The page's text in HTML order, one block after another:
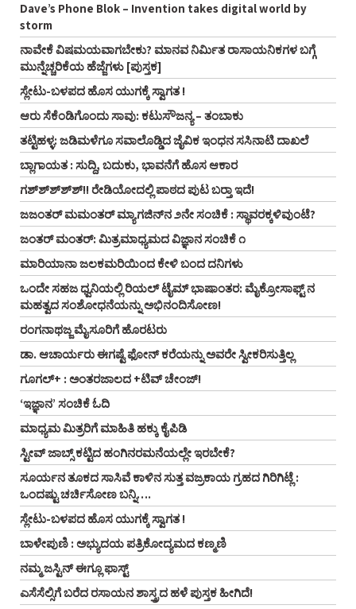
Dave’s Phone Blok – Invention takes digital world by
storm
ನಾವೇಕೆ ವಿಷಮಯವಾಗಬೇಕು? ಮಾನವ ನಿರ್ಮಿತ ರಾಸಾಯನಿಕಗಳ ಬಗ್ಗೆ
ಮುನ್ನೆಚ್ಚರಿಕೆಯ ಹೆಜ್ಜೆಗಳು [ಪುಸ್ತಕ]
ಸ್ಲೇಟು-ಬಳಪದ ಹೊಸ ಯುಗಕ್ಕೆ ಸ್ವಾಗತ !
ಆರು ಸೆಕೆಂಡಿಗೊಂದು ಸಾವು: ಕಟುಸೌಜನ್ಯ – ತಂಬಾಕು
ತಟ್ಟಿಹಳ್ಳ: ಜಡಿಮಳೆಗೂ ಸವಾಲೊಡ್ಡಿದ ಜೈವಿಕ ಇಂಧನ ಸಸಿನಾಟಿ ದಾಖಲೆ
ಬ್ಲಾಗಾಯತ : ಸುದ್ದಿ, ಬದುಕು, ಭಾವನೆಗೆ ಹೊಸ ಆಕಾರ
ಗಶ್‌ಶ್‌ಶ್‌ಶ್‌ಶ್!! ರೇಡಿಯೋದಲ್ಲಿ ಪಾಠದ ಪುಟ ಬರ್‍ತಾ ಇದೆ!
ಜಜಂತರ್‌ ಮಮಂತರ್‌ ಮ್ಯಾಗಜಿನ್‌ನ ೨ನೇ ಸಂಚಿಕೆ : ಸ್ಥಾವರಕ್ಕಳಿವುಂಟೆ?
ಜಂತರ್‌ ಮಂತರ್‌: ಮಿತ್ರಮಾಧ್ಯಮದ ವಿಜ್ಞಾನ ಸಂಚಿಕೆ ೧
ಮಾರಿಯಾನಾ ಜಲಕಮರಿಯಿಂದ ಕೇಳಿ ಬಂದ ದನಿಗಳು
ಒಂದೇ ಸಹಜ ಧ್ವನಿಯಲ್ಲಿ ರಿಯಲ್‌ ಟೈಮ್‌ ಭಾಷಾಂತರ: ಮೈಕ್ರೋಸಾಫ್ಟ್‌ ನ
ಮಹತ್ವದ ಸಂಶೋಧನೆಯನ್ನು ಅಭಿನಂದಿಸೋಣ!
ರಂಗನಾಥಜ್ಜ ಮೈಸೂರಿಗೆ ಹೊರಟರು
ಡಾ. ಆಚಾರ್ಯರು ಈಗಷ್ಟೆ ಫೋನ್ ಕರೆಯನ್ನು ಅವರೇ ಸ್ವೀಕರಿಸುತ್ತಿಲ್ಲ
ಗೂಗಲ್+ : ಅಂತರಜಾಲದ +ಟಿವ್ ಚೇಂಜ್!
‘ಇಜ್ಞಾನ’ ಸಂಚಿಕೆ ಓದಿ
ಮಾಧ್ಯಮ ಮಿತ್ರರಿಗೆ ಮಾಹಿತಿ ಹಕ್ಕು ಕೈಪಿಡಿ
ಸ್ಟೀವ್‌ ಜಾಬ್ಸ್‌ ಕಟ್ಟಿದ ಹಂಗಿನರಮನೆಯಲ್ಲೇ ಇರಬೇಕೆ?
ಸೂರ್ಯನ ತೂಕದ ಸಾಸಿವೆ ಕಾಳಿನ ಸುತ್ತ ವಜ್ರಕಾಯ ಗ್ರಹದ ಗಿರಿಗಿಟ್ಲೆ :
ಒಂದಷ್ಟು ಚರ್ಚಿಸೋಣ ಬನ್ನಿ….
ಸ್ಲೇಟು-ಬಳಪದ ಹೊಸ ಯುಗಕ್ಕೆ ಸ್ವಾಗತ !
ಬಾಳೇಪುಣಿ : ಅಭ್ಯುದಯ ಪತ್ರಿಕೋದ್ಯಮದ ಕಣ್ಮಣಿ
ನಮ್ಮ ಜಸ್ಟಿನ್ ಈಗ್ಲೂ ಫಾಸ್ಟ್
ಎಸೆಸೆಲ್ಸಿಗೆ ಬರೆದ ರಸಾಯನ ಶಾಸ್ತ್ರದ ಹಳೆ ಪುಸ್ತಕ ಹೀಗಿದೆ!